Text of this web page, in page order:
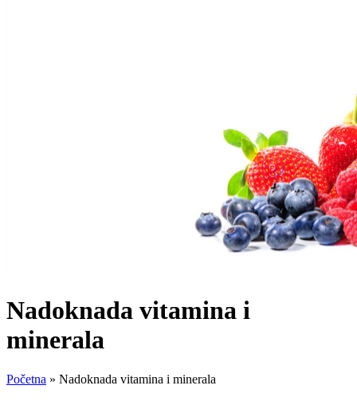
Nadoknada vitamina i
minerala
Početna » Nadoknada vitamina i minerala